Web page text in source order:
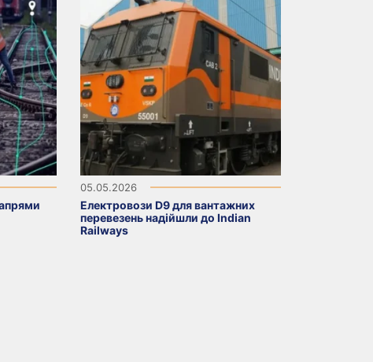
05.05.2026
Електровози D9 для вантажних
перевезень надійшли до Indian
Railways